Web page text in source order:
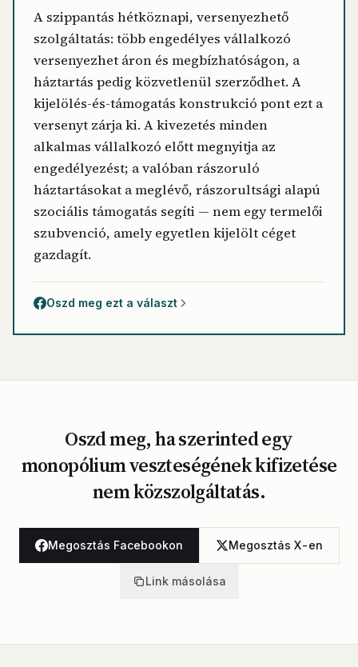
A szippantás hétköznapi, versenyezhető
szolgáltatás: több engedélyes vállalkozó
versenyezhet áron és megbízhatóságon, a
háztartás pedig közvetlenül szerződhet. A
kijelölés-és-támogatás konstrukció pont ezt a
versenyt zárja ki. A kivezetés minden
alkalmas vállalkozó előtt megnyitja az
engedélyezést; a valóban rászoruló
háztartásokat a meglévő, rászorultsági alapú
szociális támogatás segíti — nem egy termelői
szubvenció, amely egyetlen kijelölt céget
gazdagít.
Oszd meg ezt a választ
Oszd meg, ha szerinted egy
monopólium veszteségének kifizetése
nem közszolgáltatás.
Megosztás Facebookon Megosztás X-en
Link másolása